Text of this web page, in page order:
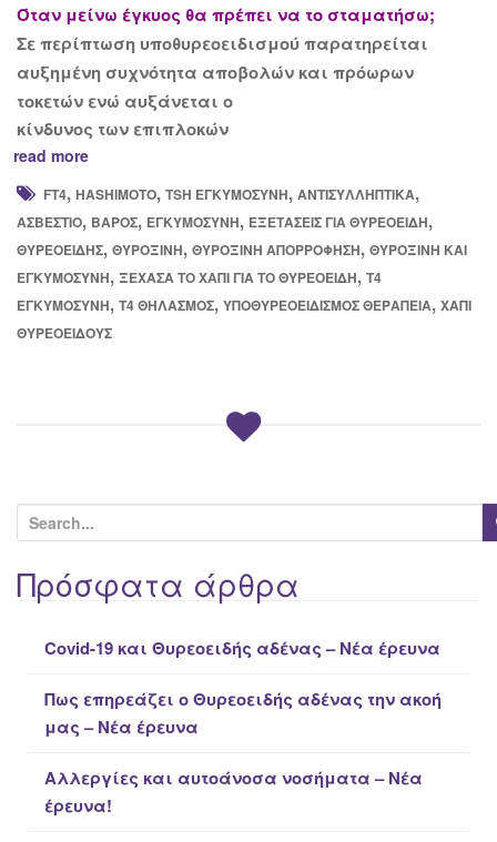
Όταν μείνω έγκυος θα πρέπει να το σταματήσω;
Σε περίπτωση υποθυρεοειδισμού παρατηρείται
αυξημένη συχνότητα αποβολών και πρόωρων
τοκετών ενώ αυξάνεται ο
κίνδυνος των επιπλοκών
read more
FT4, HASHIMOTO, TSH ΕΓΚΥΜΟΣΎΝΗ, ΑΝΤΙΣΥΛΛΗΠΤΙΚΆ,
ΑΣΒΈΣΤΙΟ, ΒΆΡΟΣ, ΕΓΚΥΜΟΣΎΝΗ, ΕΞΕΤΆΣΕΙΣ ΓΙΑ ΘΥΡΕΟΕΙΔΉ,
ΘΥΡΕΟΕΙΔΉΣ, ΘΥΡΟΞΊΝΗ, ΘΥΡΟΞΊΝΗ ΑΠΟΡΡΌΦΗΣΗ, ΘΥΡΟΞΊΝΗ ΚΑΙ
ΕΓΚΥΜΟΣΎΝΗ, ΞΈΧΑΣΑ ΤΟ ΧΆΠΙ ΓΙΑ ΤΟ ΘΥΡΕΟΕΙΔΉ, Τ4
ΕΓΚΥΜΟΣΎΝΗ, Τ4 ΘΗΛΑΣΜΌΣ, ΥΠΟΘΥΡΕΟΕΙΔΙΣΜΌΣ ΘΕΡΑΠΕΊΑ, ΧΆΠΙ
ΘΥΡΕΟΕΙΔΟΎΣ
e
a
rΠρόσφατα άρθρα
Covid-19 και Θυρεοειδής αδένας – Νέα έρευνα
Πως επηρεάζει ο Θυρεοειδής αδένας την ακοή
μας – Νέα έρευνα
Αλλεργίες και αυτοάνοσα νοσήματα – Νέα
έρευνα!